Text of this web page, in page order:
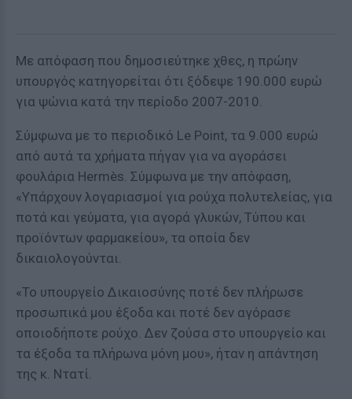
Με απόφαση που δημοσιεύτηκε χθες, η πρώην
υπουργός κατηγορείται ότι ξόδεψε 190.000 ευρώ
για ψώνια κατά την περίοδο 2007-2010.
Σύμφωνα με το περιοδικό Le Point, τα 9.000 ευρώ
από αυτά τα χρήματα πήγαν για να αγοράσει
φουλάρια Hermès. Σύμφωνα με την απόφαση,
«Υπάρχουν λογαριασμοί για ρούχα πολυτελείας, για
ποτά και γεύματα, για αγορά γλυκών, Τύπου και
προϊόντων φαρμακείου», τα οποία δεν
δικαιολογούνται.
«Το υπουργείο Δικαιοσύνης ποτέ δεν πλήρωσε
προσωπικά μου έξοδα και ποτέ δεν αγόρασε
οποιοδήποτε ρούχο. Δεν ζούσα στο υπουργείο και
τα έξοδα τα πλήρωνα μόνη μου», ήταν η απάντηση
της κ. Ντατί.